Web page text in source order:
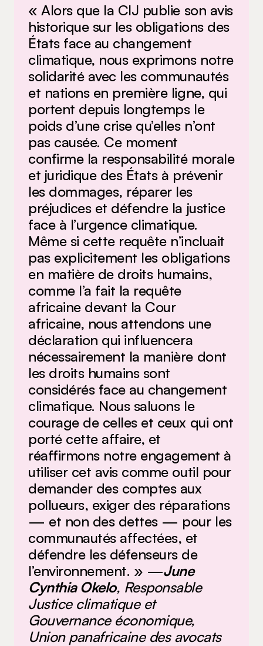
« Alors que la CIJ publie son avis
historique sur les obligations des
États face au changement
climatique, nous exprimons notre
solidarité avec les communautés
et nations en première ligne, qui
portent depuis longtemps le
poids d’une crise qu’elles n’ont
pas causée. Ce moment
confirme la responsabilité morale
et juridique des États à prévenir
les dommages, réparer les
préjudices et défendre la justice
face à l’urgence climatique.
Même si cette requête n’incluait
pas explicitement les obligations
en matière de droits humains,
comme l’a fait la requête
africaine devant la Cour
africaine, nous attendons une
déclaration qui influencera
nécessairement la manière dont
les droits humains sont
considérés face au changement
climatique. Nous saluons le
courage de celles et ceux qui ont
porté cette affaire, et
réaffirmons notre engagement à
utiliser cet avis comme outil pour
demander des comptes aux
pollueurs, exiger des réparations
— et non des dettes — pour les
communautés affectées, et
défendre les défenseurs de
l’environnement. » —June
Cynthia Okelo, Responsable
Justice climatique et
Gouvernance économique,
Union panafricaine des avocats